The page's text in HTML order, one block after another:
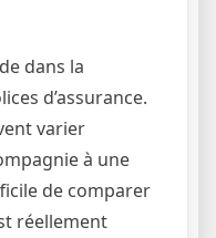
dans la
d’assurance.
varier
à une
de comparer
réellement